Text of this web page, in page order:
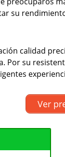
su
calidad
Por su
Ver